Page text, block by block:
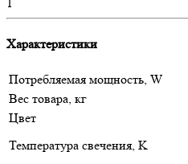
Характеристики
Потребляемая мощность, W
Вес товара, кг
Цвет
Температура свечения, K